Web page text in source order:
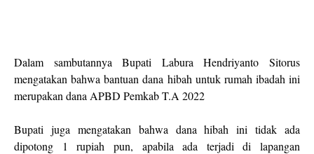
Dalam sambutannya Bupati Labura Hendriyanto Sitorus
mengatakan bahwa bantuan dana hibah untuk rumah ibadah ini
merupakan dana APBD Pemkab T.A 2022
Bupati juga mengatakan bahwa dana hibah ini tidak ada
dipotong 1 rupiah pun, apabila ada terjadi di lapangan